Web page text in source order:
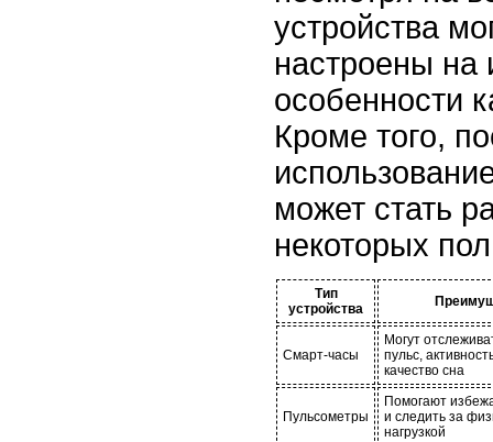
устройства
настроены на
особенности
Кроме того,
может стать
некоторых
Тип
устройства
Смарт-часы
Могут
пульс,
качество сна
Пульсометры
Помогают
и следить за
нагрузкой